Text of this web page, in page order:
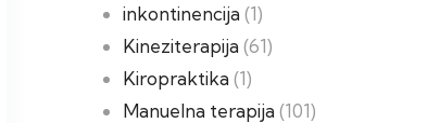
inkontinencija (1)
Kineziterapija (61)
Kiropraktika (1)
Manuelna terapija (101)